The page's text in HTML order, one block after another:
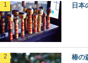
日本
椿の